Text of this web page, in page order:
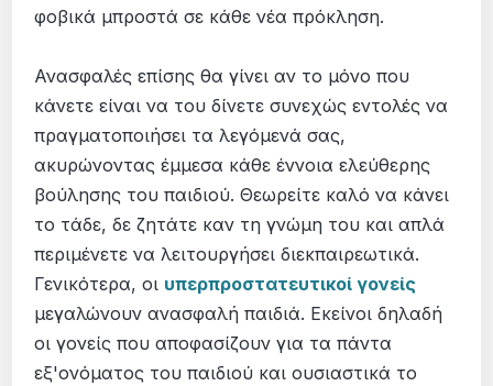
φοβικά μπροστά σε κάθε νέα πρόκληση.
Ανασφαλές επίσης θα γίνει αν το μόνο που
κάνετε είναι να του δίνετε συνεχώς εντολές να
πραγματοποιήσει τα λεγόμενά σας,
ακυρώνοντας έμμεσα κάθε έννοια ελεύθερης
βούλησης του παιδιού. Θεωρείτε καλό να κάνει
το τάδε, δε ζητάτε καν τη γνώμη του και απλά
περιμένετε να λειτουργήσει διεκπαιρεωτικά.
Γενικότερα, οι υπερπροστατευτικοί γονείς
μεγαλώνουν ανασφαλή παιδιά. Εκείνοι δηλαδή
οι γονείς που αποφασίζουν για τα πάντα
εξ'ονόματος του παιδιού και ουσιαστικά το